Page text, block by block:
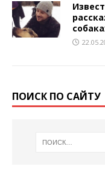
ПОИСК ПО САЙТУ